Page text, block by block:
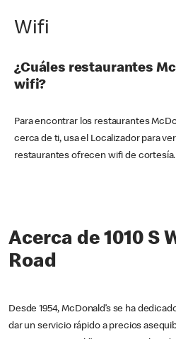
Wifi
¿Cuáles restaurantes
wifi?
Para encontrar los restaurantes
cerca de ti, usa el Localizador para
restaurantes ofrecen wifi de cortesía.
Acerca de 1010 S
Road
Desde 1954, McDonald’s se ha
dar un servicio rápido a precios